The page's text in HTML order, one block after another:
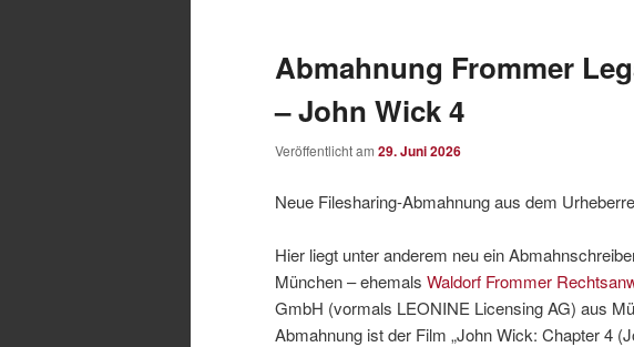
Abmahnung Frommer
– John Wick 4
Veröffentlicht am 29. Juni 2026
Neue Filesharing-Abmahnung aus dem
Hier liegt unter anderem neu ein
München – ehemals Waldorf Frommer
GmbH (vormals LEONINE Licensing AG) aus
Abmahnung ist der Film „John Wick: Chapter 4